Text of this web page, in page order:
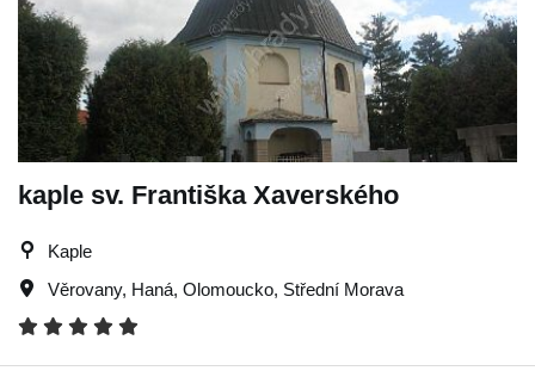
kaple sv. Františka Xaverského
Kaple
Věrovany, Haná, Olomoucko, Střední Morava